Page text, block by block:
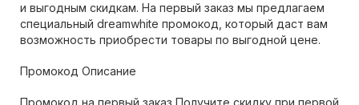
и выгодным скидкам. На первый заказ мы предлагаем
специальный dreamwhite промокод, который даст вам
возможность приобрести товары по выгодной цене.
Промокод Описание